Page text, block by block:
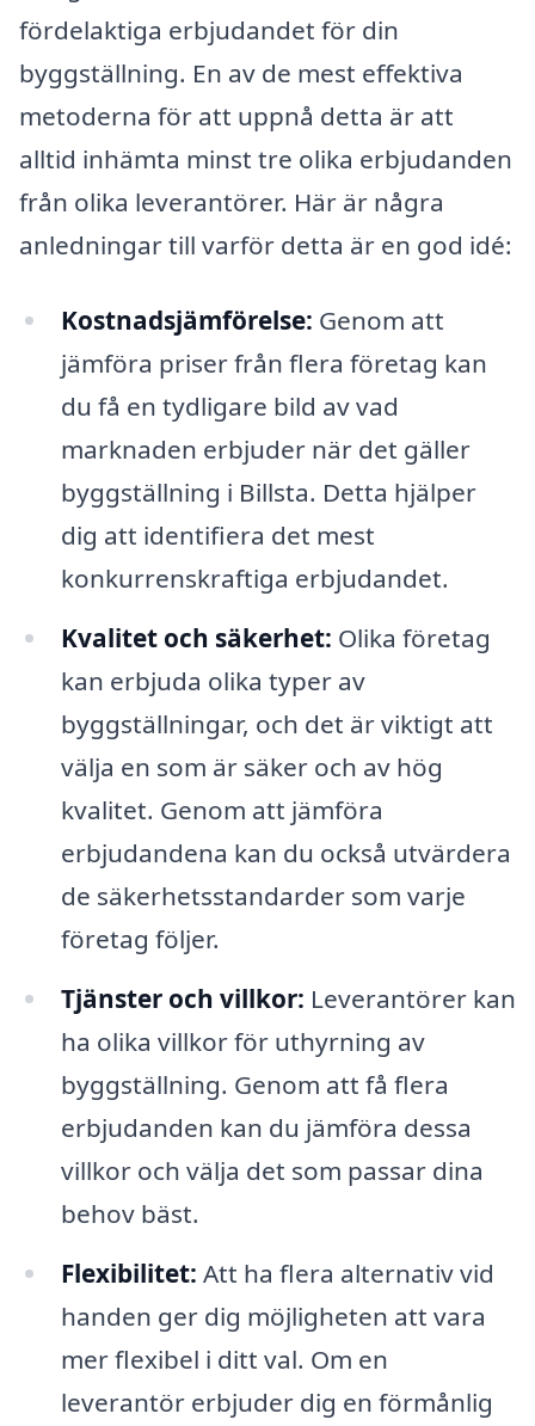
fördelaktiga erbjudandet för din
byggställning. En av de mest effektiva
metoderna för att uppnå detta är att
alltid inhämta minst tre olika erbjudanden
från olika leverantörer. Här är några
anledningar till varför detta är en god idé:
Kostnadsjämförelse: Genom att
jämföra priser från flera företag kan
du få en tydligare bild av vad
marknaden erbjuder när det gäller
byggställning i Billsta. Detta hjälper
dig att identifiera det mest
konkurrenskraftiga erbjudandet.
Kvalitet och säkerhet: Olika företag
kan erbjuda olika typer av
byggställningar, och det är viktigt att
välja en som är säker och av hög
kvalitet. Genom att jämföra
erbjudandena kan du också utvärdera
de säkerhetsstandarder som varje
företag följer.
Tjänster och villkor: Leverantörer kan
ha olika villkor för uthyrning av
byggställning. Genom att få flera
erbjudanden kan du jämföra dessa
villkor och välja det som passar dina
behov bäst.
Flexibilitet: Att ha flera alternativ vid
handen ger dig möjligheten att vara
mer flexibel i ditt val. Om en
leverantör erbjuder dig en förmånlig